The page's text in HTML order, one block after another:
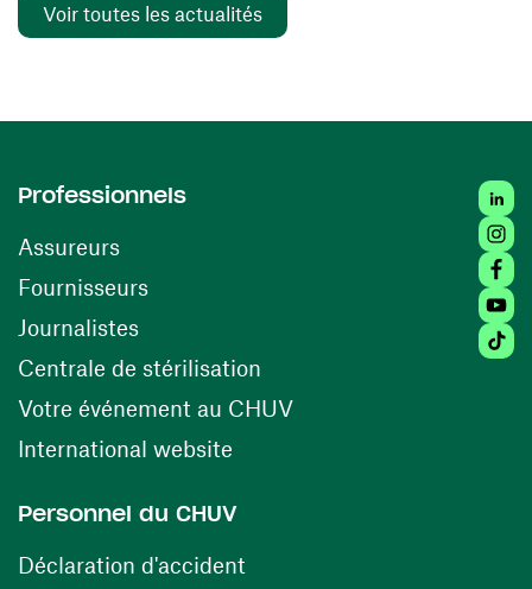
Voir toutes les actualités
Professionnels
Assureurs
Fournisseurs(ouvre une nouvelle fenêtre)
Journalistes
Centrale de stérilisation (ouvre une nouvelle
Votre événement au CHUV(ouvre une nouvelle
International website
Personnel du CHUV
Déclaration d'accident